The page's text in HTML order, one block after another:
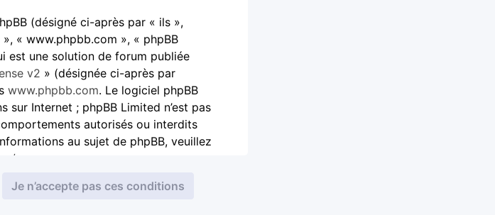
(désigné ci-après par « ils »,
« www.phpbb.com », « phpBB
est une solution de forum publiée
v2 » (désignée ci-après par
www.phpbb.com. Le logiciel phpBB
sur Internet ; phpBB Limited n’est pas
autorisés ou interdits
au sujet de phpBB, veuillez
contenu abusif, obscène, vulgaire,